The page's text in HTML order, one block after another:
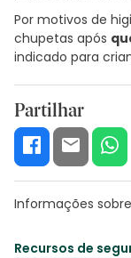
Por motivos de
chupetas após
indicado para
Partilhar
Informações
Recursos de